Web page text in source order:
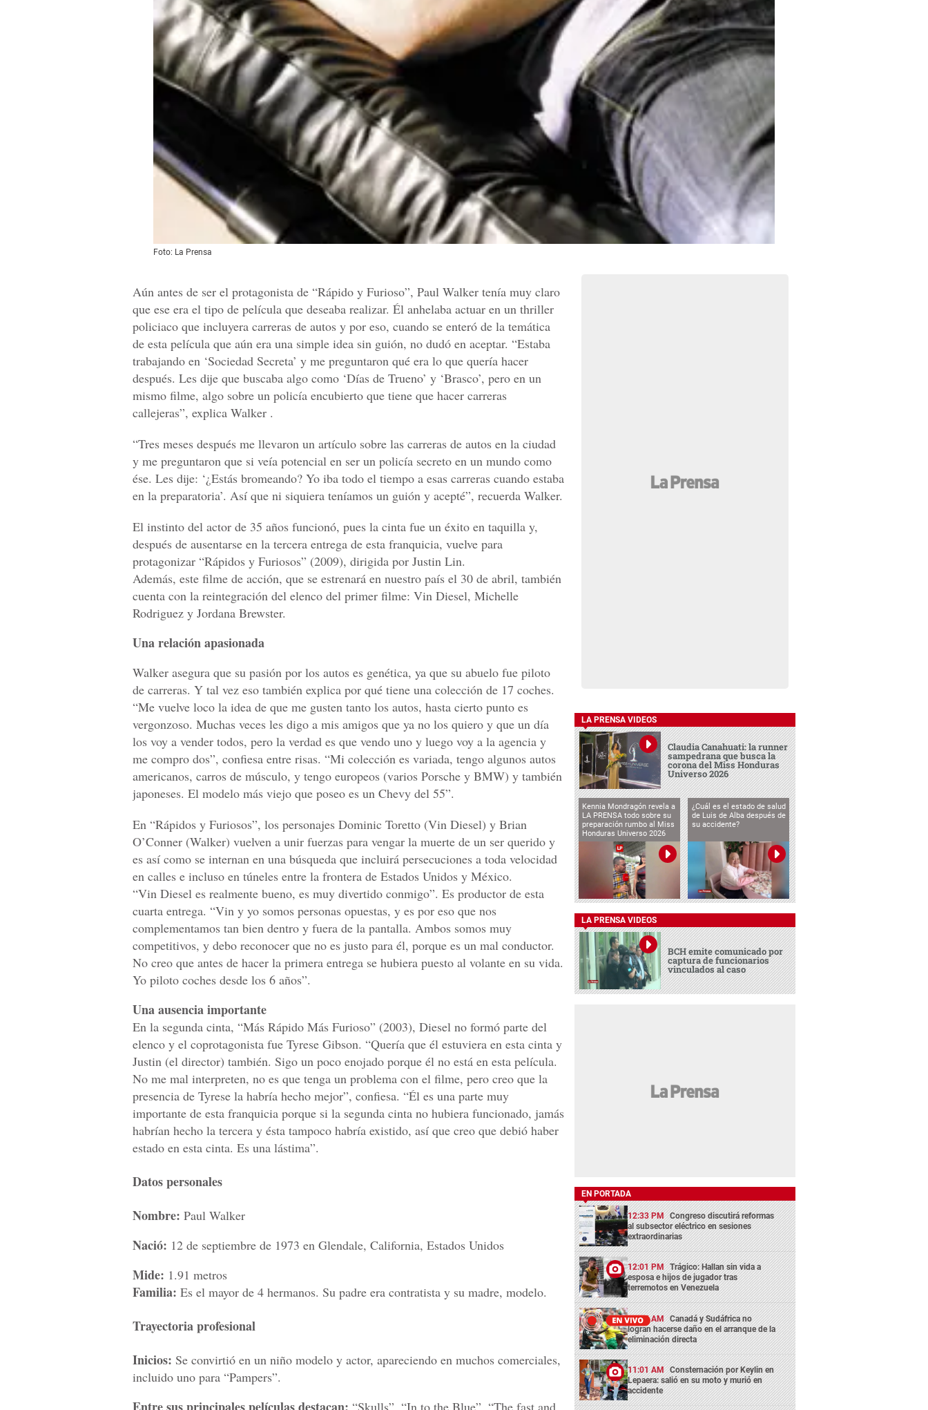
Foto: La Prensa
Aún antes de ser el protagonista de “Rápido y Furioso”, Paul Walker tenía muy claro
que ese era el tipo de película que deseaba realizar. Él anhelaba actuar en un thriller
policiaco que incluyera carreras de autos y por eso, cuando se enteró de la temática
de esta película que aún era una simple idea sin guión, no dudó en aceptar. “Estaba
trabajando en ‘Sociedad Secreta’ y me preguntaron qué era lo que quería hacer
después. Les dije que buscaba algo como ‘Días de Trueno’ y ‘Brasco’, pero en un
mismo filme, algo sobre un policía encubierto que tiene que hacer carreras
callejeras”, explica Walker .
“Tres meses después me llevaron un artículo sobre las carreras de autos en la ciudad
y me preguntaron que si veía potencial en ser un policía secreto en un mundo como
ése. Les dije: ‘¿Estás bromeando? Yo iba todo el tiempo a esas carreras cuando estaba
en la preparatoria’. Así que ni siquiera teníamos un guión y acepté”, recuerda Walker.
El instinto del actor de 35 años funcionó, pues la cinta fue un éxito en taquilla y,
después de ausentarse en la tercera entrega de esta franquicia, vuelve para
protagonizar “Rápidos y Furiosos” (2009), dirigida por Justin Lin.
Además, este filme de acción, que se estrenará en nuestro país el 30 de abril, también
cuenta con la reintegración del elenco del primer filme: Vin Diesel, Michelle
Rodriguez y Jordana Brewster.
Una relación apasionada
Walker asegura que su pasión por los autos es genética, ya que su abuelo fue piloto
de carreras. Y tal vez eso también explica por qué tiene una colección de 17 coches.
“Me vuelve loco la idea de que me gusten tanto los autos, hasta cierto punto es
vergonzoso. Muchas veces les digo a mis amigos que ya no los quiero y que un día
los voy a vender todos, pero la verdad es que vendo uno y luego voy a la agencia y
me compro dos”, confiesa entre risas. “Mi colección es variada, tengo algunos autos
americanos, carros de músculo, y tengo europeos (varios Porsche y BMW) y también
japoneses. El modelo más viejo que poseo es un Chevy del 55”.
En “Rápidos y Furiosos”, los personajes Dominic Toretto (Vin Diesel) y Brian
O’Conner (Walker) vuelven a unir fuerzas para vengar la muerte de un ser querido y
es así como se internan en una búsqueda que incluirá persecuciones a toda velocidad
en calles e incluso en túneles entre la frontera de Estados Unidos y México.
“Vin Diesel es realmente bueno, es muy divertido conmigo”. Es productor de esta
cuarta entrega. “Vin y yo somos personas opuestas, y es por eso que nos
complementamos tan bien dentro y fuera de la pantalla. Ambos somos muy
competitivos, y debo reconocer que no es justo para él, porque es un mal conductor.
No creo que antes de hacer la primera entrega se hubiera puesto al volante en su vida.
Yo piloto coches desde los 6 años”.
Una ausencia importante
En la segunda cinta, “Más Rápido Más Furioso” (2003), Diesel no formó parte del
elenco y el coprotagonista fue Tyrese Gibson. “Quería que él estuviera en esta cinta y
Justin (el director) también. Sigo un poco enojado porque él no está en esta película.
No me mal interpreten, no es que tenga un problema con el filme, pero creo que la
presencia de Tyrese la habría hecho mejor”, confiesa. “Él es una parte muy
importante de esta franquicia porque si la segunda cinta no hubiera funcionado, jamás
habrían hecho la tercera y ésta tampoco habría existido, así que creo que debió haber
estado en esta cinta. Es una lástima”.
Datos personales
Nombre: Paul Walker
Nació: 12 de septiembre de 1973 en Glendale, California, Estados Unidos
Mide: 1.91 metros
Familia: Es el mayor de 4 hermanos. Su padre era contratista y su madre, modelo.
Trayectoria profesional
Inicios: Se convirtió en un niño modelo y actor, apareciendo en muchos comerciales,
incluido uno para “Pampers”.
“Skulls”, “In to the Blue”, “The fast and
LA PRENSA VIDEOS
Claudia Canahuati: la runner
sampedrana que busca la
corona del Miss Honduras
Universo 2026
Kennia Mondragón revela a
LA PRENSA todo sobre su
preparación rumbo al Miss
Honduras Universo 2026
¿Cuál es el estado de salud
de Luis de Alba después de
su accidente?
LA PRENSA VIDEOS
BCH emite comunicado por
captura de funcionarios
vinculados al caso
EN PORTADA
12:33 PM Congreso discutirá reformas
al subsector eléctrico en sesiones
extraordinarias
12:01 PM Trágico: Hallan sin vida a
esposa e hijos de jugador tras
terremotos en Venezuela
11:05 AM Canadá y Sudáfrica no
logran hacerse daño en el arranque de la
eliminación directa
11:01 AM Consternación por Keylin en
Lepaera: salió en su moto y murió en
accidente